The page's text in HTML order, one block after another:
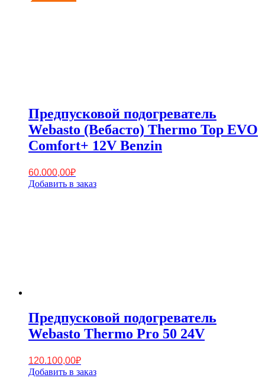
Предпусковой подогреватель
Webasto (Вебасто) Thermo Top EVO
Comfort+ 12V Benzin
60.000,00₽
Добавить в заказ
Предпусковой подогреватель
Webasto Thermo Pro 50 24V
120.100,00₽
Добавить в заказ